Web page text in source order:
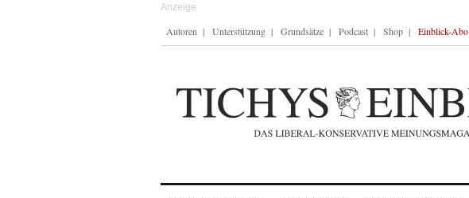
Autoren Unterstützung Grundsätze Podcast Shop Einblick-Abo